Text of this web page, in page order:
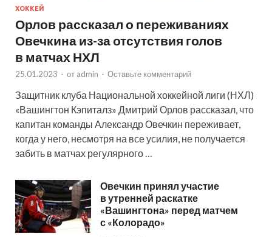
ХОККЕЙ
Орлов рассказал о переживаниях
Овечкина из-за отсутствия голов
в матчах НХЛ
25.01.2023 - от admin - Оставьте комментарий
Защитник клуба Национальной хоккейной лиги (НХЛ)
«Вашингтон Кэпиталз» Дмитрий Орлов рассказал, что
капитан команды Александр Овечкин переживает,
когда у него, несмотря на все усилия, не получается
забить в матчах регулярного …
Овечкин принял участие
в утренней раскатке
«Вашингтона» перед матчем
с «Колорадо»